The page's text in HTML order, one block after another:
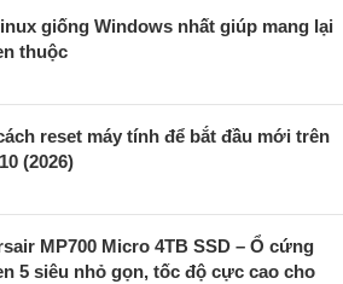
giống Windows nhất giúp mang lại
thuộc
reset máy tính để bắt đầu mới trên
(2026)
MP700 Micro 4TB SSD – Ổ cứng
5 siêu nhỏ gọn, tốc độ cực cao cho